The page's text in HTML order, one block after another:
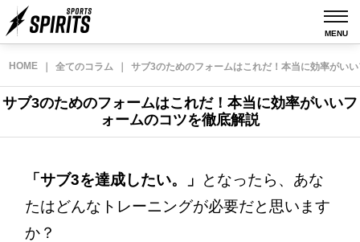
MENU
HOME 全てのコラム サブ3のためのフォームはこれだ！本当に効率がい
サブ3のためのフォームはこれだ！本当に効率がいいフ
ォームのコツを徹底解説
「サブ3を達成したい。」
となったら、あな
たはどんなトレーニングが必要だと思います
か？